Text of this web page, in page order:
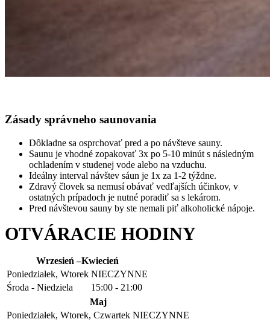
Zásady správneho saunovania
Dôkladne sa osprchovať pred a po návšteve sauny.
Saunu je vhodné zopakovať 3x po 5-10 minút s následným
ochladením v studenej vode alebo na vzduchu.
Ideálny interval návštev sáun je 1x za 1-2 týždne.
Zdravý človek sa nemusí obávať vedľajších účinkov, v
ostatných prípadoch je nutné poradiť sa s lekárom.
Pred návštevou sauny by ste nemali piť alkoholické nápoje.
OTVÁRACIE HODINY
Wrzesień –Kwiecień
Poniedziałek, Wtorek NIECZYNNE
Środa - Niedziela
15:00 - 21:00
Maj
Poniedziałek, Wtorek, Czwartek NIECZYNNE